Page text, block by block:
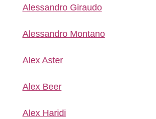
Alessandro Giraudo
Alessandro Montano
Alex Aster
Alex Beer
Alex Haridi